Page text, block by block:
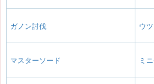
ガノン討伐 ウ
マスターソード ミ